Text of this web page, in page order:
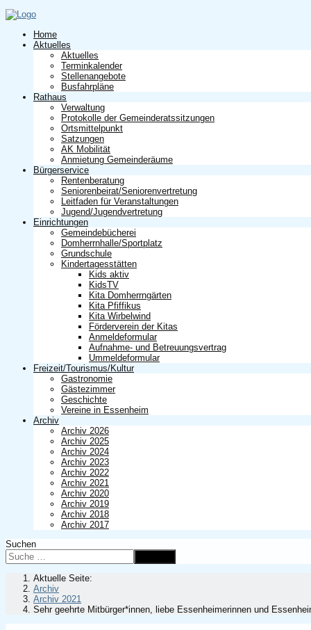
Home
Aktuelles
Aktuelles
Terminkalender
Stellenangebote
Busfahrpläne
Rathaus
Verwaltung
Protokolle der Gemeinderatssitzungen
Ortsmittelpunkt
Satzungen
AK Mobilität
Anmietung Gemeinderäume
Bürgerservice
Rentenberatung
Seniorenbeirat/Seniorenvertretung
Leitfaden für Veranstaltungen
Jugend/Jugendvertretung
Einrichtungen
Gemeindebücherei
Domherrnhalle/Sportplatz
Grundschule
Kindertagesstätten
Kids aktiv
KidsTV
Kita Domherrngärten
Kita Pfiffikus
Kita Wirbelwind
Förderverein der Kitas
Anmeldeformular
Aufnahme- und Betreuungsvertrag
Ummeldeformular
Freizeit/Tourismus/Kultur
Gastronomie
Gästezimmer
Geschichte
Vereine in Essenheim
Archiv
Archiv 2026
Archiv 2025
Archiv 2024
Archiv 2023
Archiv 2022
Archiv 2021
Archiv 2020
Archiv 2019
Archiv 2018
Archiv 2017
Suchen
Aktuelle Seite:
Archiv
Archiv 2021
Sehr geehrte Mitbürger*innen, liebe Essenheimerinnen und